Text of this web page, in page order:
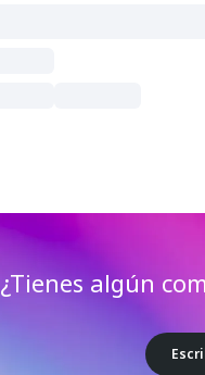
¿Tienes algún